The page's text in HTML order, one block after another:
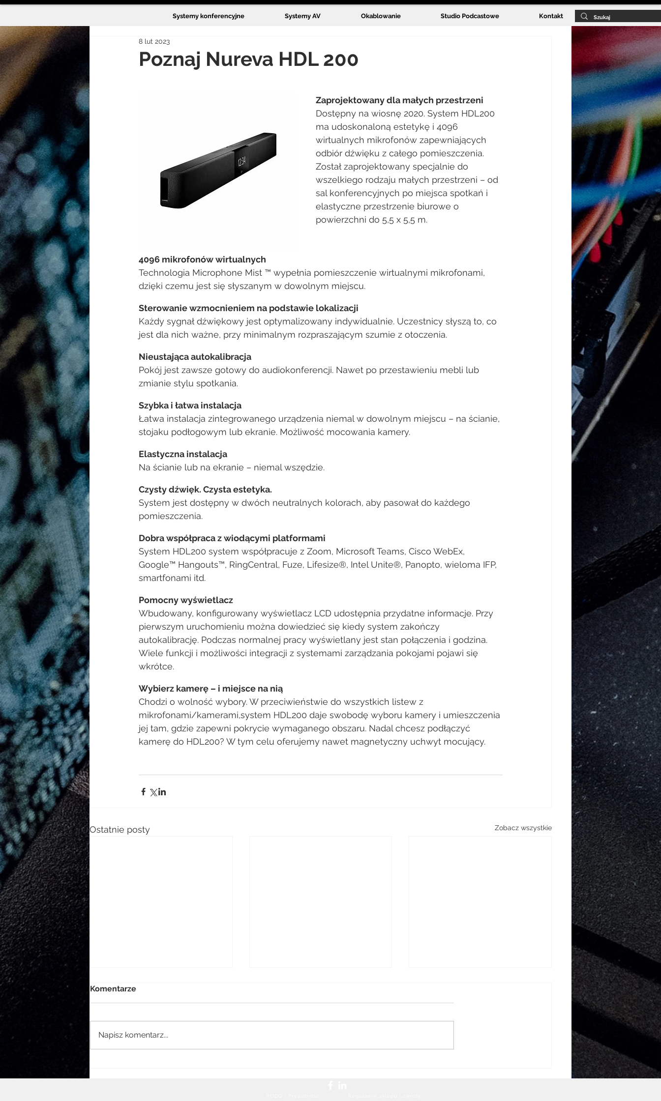
Systemy konferencyjne Systemy AV Okablowanie Studio Podcastowe Kontakt
Poznaj Nureva HDL 200
8 lut 2023
Zaprojektowany dla małych przestrzeni
Dostępny na wiosnę 2020. System HDL200
ma udoskonaloną estetykę i 4096
wirtualnych mikrofonów zapewniających
odbiór dźwięku z całego pomieszczenia.
Został zaprojektowany specjalnie do
wszelkiego rodzaju małych przestrzeni – od
sal konferencyjnych po miejsca spotkań i
elastyczne przestrzenie biurowe o
powierzchni do 5,5 x 5,5 m.
4096 mikrofonów wirtualnych
Technologia Microphone Mist ™ wypełnia pomieszczenie wirtualnymi mikrofonami,
dzięki czemu jest się słyszanym w dowolnym miejscu.
Sterowanie wzmocnieniem na podstawie lokalizacji
Każdy sygnał dźwiękowy jest optymalizowany indywidualnie. Uczestnicy słyszą to, co
jest dla nich ważne, przy minimalnym rozpraszającym szumie z otoczenia.
Nieustająca autokalibracja
Pokój jest zawsze gotowy do audiokonferencji. Nawet po przestawieniu mebli lub
zmianie stylu spotkania.
Szybka i łatwa instalacja
Łatwa instalacja zintegrowanego urządzenia niemal w dowolnym miejscu – na ścianie,
stojaku podłogowym lub ekranie. Możliwość mocowania kamery.
Elastyczna instalacja
Na ścianie lub na ekranie – niemal wszędzie.
Czysty dźwięk. Czysta estetyka.
System jest dostępny w dwóch neutralnych kolorach, aby pasował do każdego
pomieszczenia.
Dobra współpraca z wiodącymi platformami
System HDL200 system współpracuje z Zoom, Microsoft Teams, Cisco WebEx,
Google™ Hangouts™, RingCentral, Fuze, Lifesize®, Intel Unite®, Panopto, wieloma IFP,
smartfonami itd.
Pomocny wyświetlacz
Wbudowany, konfigurowany wyświetlacz LCD udostępnia przydatne informacje. Przy
pierwszym uruchomieniu można dowiedzieć się kiedy system zakończy
autokalibrację. Podczas normalnej pracy wyświetlany jest stan połączenia i godzina.
Wiele funkcji i możliwości integracji z systemami zarządzania pokojami pojawi się
wkrótce.
Wybierz kamerę – i miejsce na nią
Chodzi o wolność wybory. W przeciwieństwie do wszystkich listew z
mikrofonami/kamerami,system HDL200 daje swobodę wyboru kamery i umieszczenia
jej tam, gdzie zapewni pokrycie wymaganego obszaru. Nadal chcesz podłączyć
kamerę do HDL200? W tym celu oferujemy nawet magnetyczny uchwyt mocujący.
Ostatnie posty Zobacz wszystkie
Komentarze
Napisz komentarz...